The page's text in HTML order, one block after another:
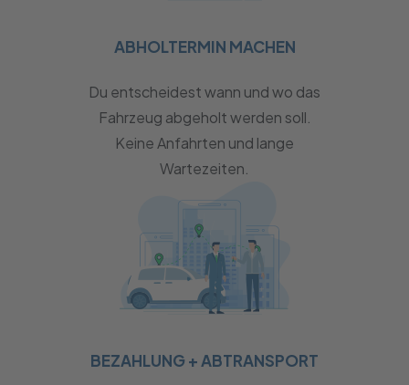
ABHOLTERMIN MACHEN
Du entscheidest wann und wo das
Fahrzeug abgeholt werden soll.
Keine Anfahrten und lange
Wartezeiten.
BEZAHLUNG + ABTRANSPORT